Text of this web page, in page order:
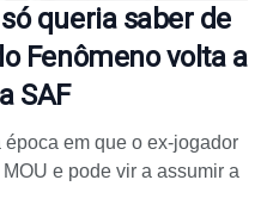
queria saber de
Fenômeno volta a
SAF
em que o ex-jogador
e pode vir a assumir a